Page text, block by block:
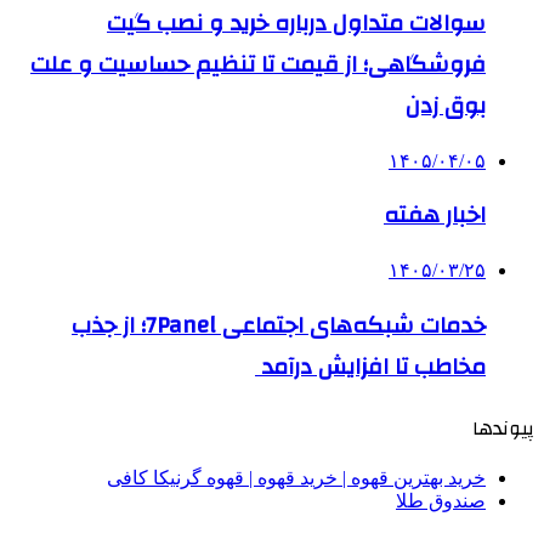
سوالات متداول درباره خرید و نصب گیت
فروشگاهی؛ از قیمت تا تنظیم حساسیت و علت
بوق زدن
۱۴۰۵/۰۴/۰۵
اخبار هفته
۱۴۰۵/۰۳/۲۵
خدمات شبکه‌های اجتماعی 7Panel؛ از جذب
مخاطب تا افزایش درآمد
پیوندها
خرید بهترین قهوه | خرید قهوه | قهوه گرنیکا کافی
صندوق طلا